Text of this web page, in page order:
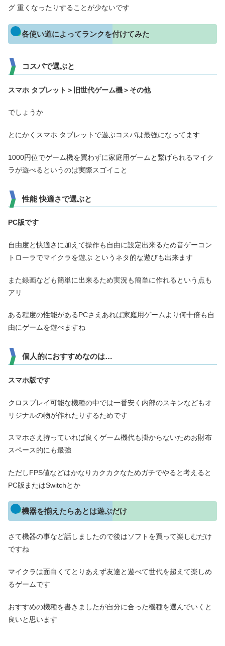
グ 重くなったりすることが少ないです
各使い道によってランクを付けてみた
コスパで選ぶと
スマホ タブレット＞旧世代ゲーム機＞その他
でしょうか
とにかくスマホ タブレットで遊ぶコスパは最強になってます
1000円位でゲーム機を買わずに家庭用ゲームと繋げられるマイク
ラが遊べるというのは実際スゴイこと
性能 快適さで選ぶと
PC版です
自由度と快適さに加えて操作も自由に設定出来るため音ゲーコン
トローラでマイクラを遊ぶ というネタ的な遊びも出来ます
また録画なども簡単に出来るため実況も簡単に作れるという点も
アリ
ある程度の性能があるPCさえあれば家庭用ゲームより何十倍も自
由にゲームを遊べますね
個人的におすすめなのは…
スマホ版です
クロスプレイ可能な機種の中では一番安く内部のスキンなどもオ
リジナルの物が作れたりするためです
スマホさえ持っていれば良くゲーム機代も掛からないためお財布
スペース的にも最強
ただしFPS値などはかなりカクカクなためガチでやると考えると
PC版またはSwitchとか
機器を揃えたらあとは遊ぶだけ
さて機器の事など話しましたので後はソフトを買って楽しむだけ
ですね
マイクラは面白くてとりあえず友達と遊べて世代を超えて楽しめ
るゲームです
おすすめの機種を書きましたが自分に合った機種を選んでいくと
良いと思います